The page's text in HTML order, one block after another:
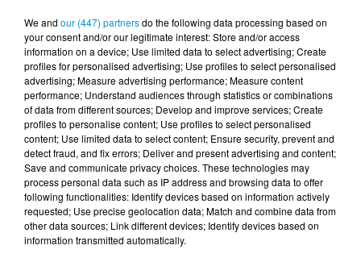
4 août 2026
152 Palestiniens tués en juillet, le bilan
mensuel le plus lourd de...
4 août 2026
Mort de Cheikh F., l’enquête fragilise la
version policière !
We and our (447) partnersdo the following data processing based on
your consent and/or our legitimate interest: Store and/or access
information on a device; Use limited data to select advertising; Create
profiles for personalised advertising; Use profiles to select personalised
advertising; Measure advertising performance; Measure content
performance; Understand audiences through statistics or combinations
of data from different sources; Develop and improve services; Create
profiles to personalise content; Use profiles to select personalised
content; Use limited data to select content; Ensure security, prevent and
detect fraud, and fix errors; Deliver and present advertising and content;
Save and communicate privacy choices. These technologies may
process personal data such as IP address and browsing data to offer
following functionalities: Identify devices based on information actively
requested; Use precise geolocation data; Match and combine data from
other data sources; Link different devices; Identify devices based on
information transmitted automatically.